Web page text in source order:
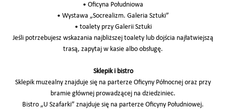
• Oficyna Południowa
• Wystawa „Socrealizm. Galeria Sztuki”
• toalety przy Galerii Sztuki
Jeśli potrzebujesz wskazania najbliższej toalety lub dojścia najłatwiejszą
trasą, zapytaj w kasie albo obsługę.
Sklepik i bistro
Sklepik muzealny znajduje się na parterze Oficyny Północnej oraz przy
bramie głównej prowadzącej na dziedziniec.
Bistro „U Szafarki” znajduje się na parterze Oficyny Południowej.